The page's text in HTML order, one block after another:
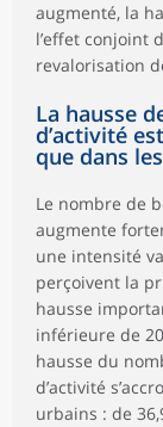
augmenté, la
l’effet conjoint
revalorisation
La hausse
d’activité
que dans
Le nombre de
augmente
une intensité
perçoivent la
hausse
inférieure de
hausse du
d’activité
urbains : de